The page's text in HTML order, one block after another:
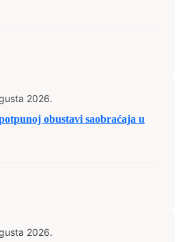
2026.
obustavi saobraćaja u
2026.